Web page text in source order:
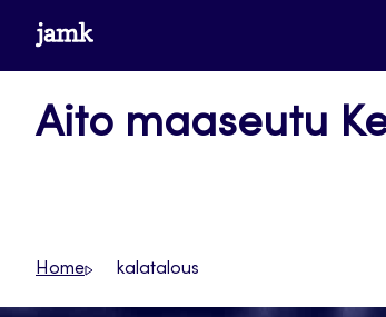
Siirrywww.jamk.fi
Aito maaseutu
Home kalatalous